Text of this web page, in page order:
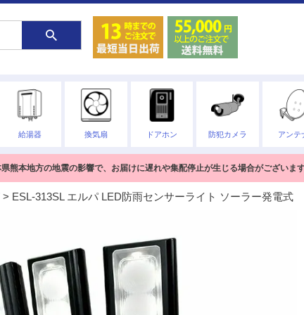
給湯器 換気扇 ドアホン 防犯カメラ アンテ
熊本地方の地震の影響で、お届けに遅れや集配停止が生じる場合がございま
ESL-313SL エルパ LED防雨センサーライト ソーラー発電式